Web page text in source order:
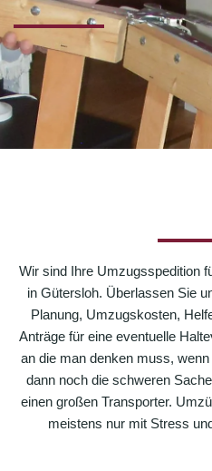
Wir sind Ihre Umzugsspedition
in Gütersloh. Überlassen Sie
Planung, Umzugskosten,
Anträge für eine eventuelle
an die man denken muss,
dann noch die schweren
einen großen Transporter.
meistens nur mit Stress